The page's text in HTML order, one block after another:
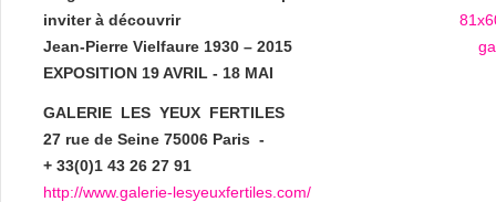
inviter à découvrir
Jean-Pierre Vielfaure 1930 – 2015
EXPOSITION 19 AVRIL - 18 MAI
GALERIE LES YEUX FERTILES
27 rue de Seine 75006 Paris -
+ 33(0)1 43 26 27 91
http://www.galerie-lesyeuxfertiles.com/